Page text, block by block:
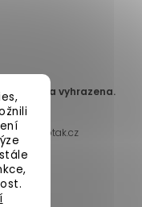
práva vyhrazena.
Shoptak.cz